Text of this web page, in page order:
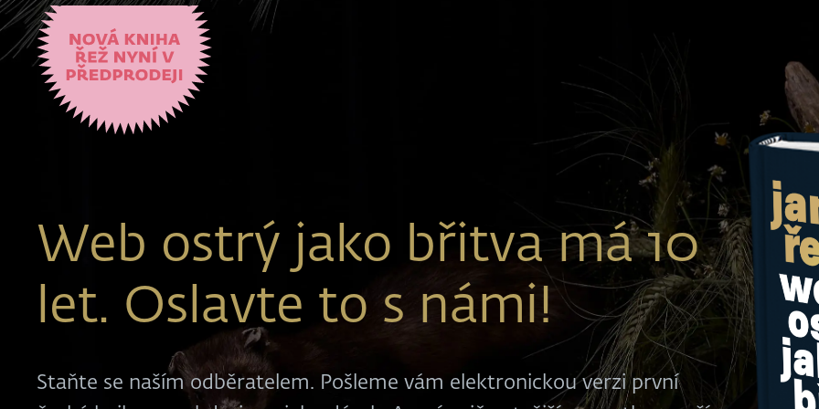
Web ostrý jako břitva má 10
let. Oslavte to s námi!
Staňte se naším odběratelem. Pošleme vám elektronickou verzi první